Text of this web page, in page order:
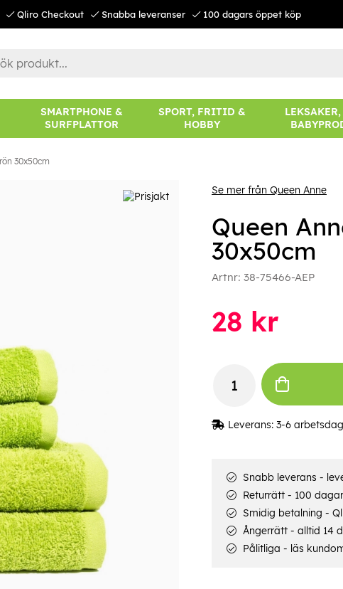
Qliro Checkout Snabba leveranser 100 dagars öppet köp
SMARTPHONE &
SURFPLATTOR
SPORT, FRITID &
HOBBY
30x50cm
Se mer från Queen Anne
Queen
30x50cm
Artnr: 38-75466-AEP
28 kr
Leverans: 3-6
Snabb leverans -
Returrätt - 100
Smidig betalning -
Ångerrätt - alltid 14
Pålitliga - läs